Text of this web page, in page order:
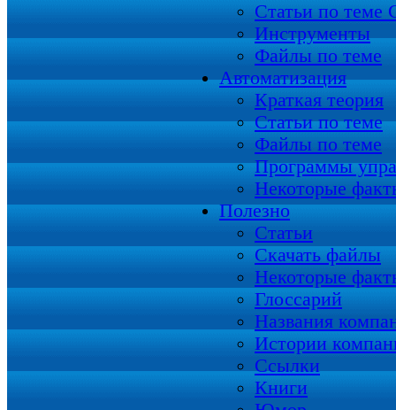
Статьи по
Инструменты
Файлы по теме
Автоматизация
Краткая теория
Статьи по теме
Файлы по теме
Программы
Некоторые
Полезно
Статьи
Скачать файлы
Некоторые
Глоссарий
Названия
Истории
Ссылки
Книги